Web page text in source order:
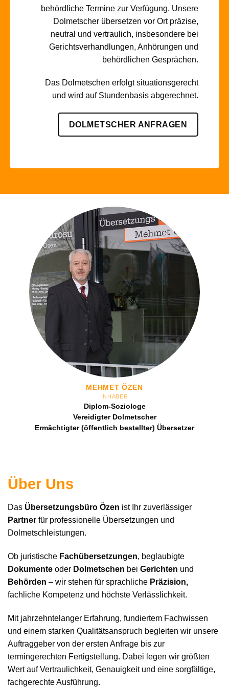
behördliche Termine zur Verfügung. Unsere
Dolmetscher übersetzen vor Ort präzise,
neutral und vertraulich, insbesondere bei
Gerichtsverhandlungen, Anhörungen und
behördlichen Gesprächen.
Das Dolmetschen erfolgt situationsgerecht
und wird auf Stundenbasis abgerechnet.
DOLMETSCHER ANFRAGEN
MEHMET ÖZEN
INHABER
Diplom-Soziologe
Vereidigter Dolmetscher
Ermächtigter (öffentlich bestellter) Übersetzer
Über Uns
Das Übersetzungsbüro Özen ist Ihr zuverlässiger
Partner für professionelle Übersetzungen und
Dolmetschleistungen.
Ob juristische Fachübersetzungen, beglaubigte
Dokumente oder Dolmetschen bei Gerichten und
Behörden – wir stehen für sprachliche Präzision,
fachliche Kompetenz und höchste Verlässlichkeit.
Mit jahrzehntelanger Erfahrung, fundiertem Fachwissen
und einem starken Qualitätsanspruch begleiten wir unsere
Auftraggeber von der ersten Anfrage bis zur
termingerechten Fertigstellung. Dabei legen wir größten
Wert auf Vertraulichkeit, Genauigkeit und eine sorgfältige,
fachgerechte Ausführung.